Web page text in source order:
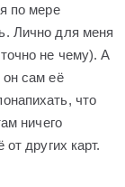
по мере
Лично для меня
не чему). А
сам её
что
ничего
других карт.